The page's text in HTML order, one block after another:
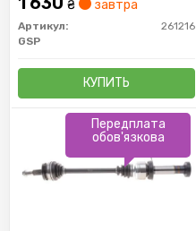
₴ завтра
Артикул:
261216
GSP
КУПИТЬ
Передплата
обов'язкова